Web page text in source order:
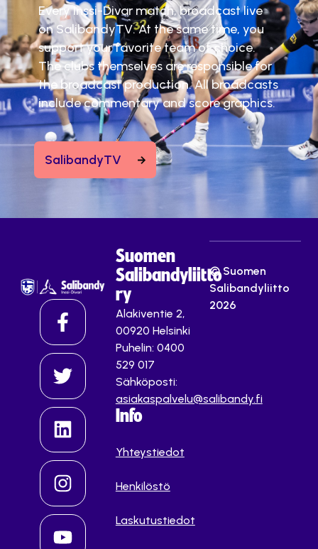
Every Inssi-Divar match, broadcast live
on SalibandyTV. At the same time, you
support your favorite team of choice.
The clubs themselves are responsible for
the broadcast production. All broadcasts
include commentary and score graphics.
SalibandyTV
Suomen
Salibandyliitto
ry
Alakiventie 2,
00920 Helsinki
Puhelin: 0400
529 017
Sähköposti:
asiakaspalvelu@salibandy.fi
Info
Yhteystiedot
Henkilöstö
Laskutustiedot
© Suomen
Salibandyliitto
2026